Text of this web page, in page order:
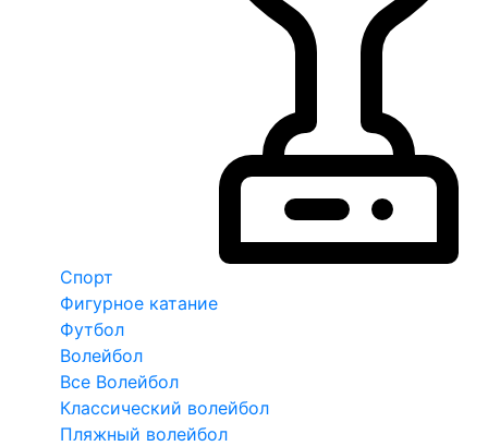
Спорт
Фигурное катание
Футбол
Волейбол
Все Волейбол
Классический волейбол
Пляжный волейбол